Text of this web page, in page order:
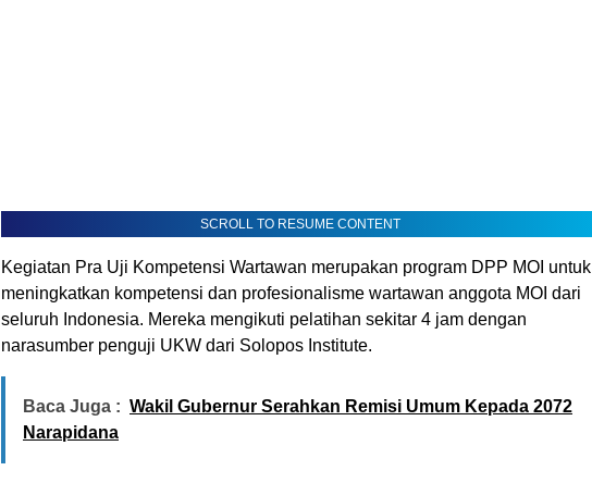
SCROLL TO RESUME CONTENT
Kegiatan Pra Uji Kompetensi Wartawan merupakan program DPP MOI untuk
meningkatkan kompetensi dan profesionalisme wartawan anggota MOI dari
seluruh Indonesia. Mereka mengikuti pelatihan sekitar 4 jam dengan
narasumber penguji UKW dari Solopos Institute.
Baca Juga : Wakil Gubernur Serahkan Remisi Umum Kepada 2072
Narapidana